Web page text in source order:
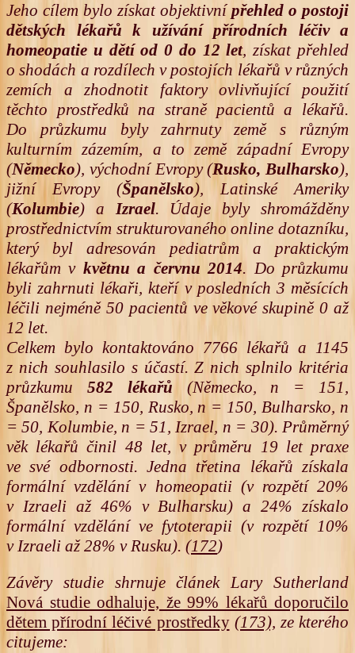
Jeho cílem bylo získat objektivnípřehled o postoji
dětských lékařů k užívání přírodních léčiv a
homeopatie u dětí od 0 do 12 let, získat přehled
o shodách a rozdílech v postojích lékařů v různých
zemích a zhodnotit faktory ovlivňující použití
těchto prostředků na straně pacientů a lékařů.
Do průzkumu byly zahrnuty země s různým
kulturním zázemím, a to země západní Evropy
(Německo), východní Evropy (Rusko, Bulharsko),
jižní Evropy (Španělsko), Latinské Ameriky
(Kolumbie) aIzrael. Údaje byly shromážděny
prostřednictvím strukturovaného online dotazníku,
který byl adresován pediatrům a praktickým
lékařům v květnu a červnu 2014. Do průzkumu
byli zahrnuti lékaři, kteří v posledních 3 měsících
léčili nejméně 50 pacientů ve věkové skupině 0 až
12 let.
Celkem bylo kontaktováno 7766 lékařů a 1145
z nich souhlasilo s účastí. Z nich splnilo kritéria
průzkumu 582 lékařů (Německo, n = 151,
Španělsko, n = 150, Rusko, n = 150, Bulharsko, n
= 50, Kolumbie, n = 51, Izrael, n = 30). Průměrný
věk lékařů činil 48 let, v průměru 19 let praxe
ve své odbornosti. Jedna třetina lékařů získala
formální vzdělání v homeopatii (v rozpětí 20%
v Izraeli až 46% v Bulharsku) a 24% získalo
formální vzdělání ve fytoterapii (v rozpětí 10%
v Izraeli až 28% v Rusku). (172)
Závěry studie shrnuje článek Lary Sutherland
Nová studie odhaluje, že 99% lékařů doporučilo
dětem přírodní léčivé prostředky (173), ze kterého
citujeme: